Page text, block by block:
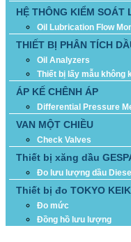
HỆ THÔNG KIỂM
Oil Lubrication Flow
THIẾT BỊ PHÂN TÍCH
Oil Analyzers
Thiết bị lấy mẫu không
ÁP KẾ CHÊNH ÁP
Differential Pressure
VAN MỘT CHIỀU
Check Valves
Thiết bị xăng dầu
Đo lưu lượng dầu Diesel
Thiết bị đo TOKYO
Đo mức
Đồng hồ lưu lượng